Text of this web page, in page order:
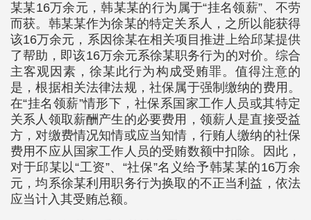
某某16万余元，韩某某的行为属于“挂名领薪”、不劳
而获。韩某某作为徐某的特定关系人，之所以能获得
该16万余元，系因徐某在相关项目推进上给邱某提供
了帮助，即该16万余元系徐某职务行为的对价。综合
主客观因素，徐某此行为构成受贿罪。值得注意的
是，根据相关法律法规，社保属于强制缴纳的费用。
在“挂名领薪”情形下，社保系国家工作人员或其特定
关系人领取薪酬产生的必要费用，领薪人是直接受益
方，对缴费情况知情或应当知情，行贿人缴纳的社保
费用不应从国家工作人员的受贿数额中扣除。因此，
对于邱某以“工资”、“社保”名义给予韩某某的16万余
元，均系徐某利用职务行为换取的不正当利益，依法
应当计入其受贿总额。